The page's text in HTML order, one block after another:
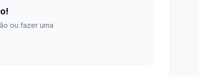
ou fazer uma